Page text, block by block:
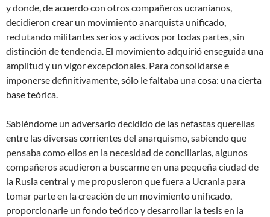
y donde, de acuerdo con otros compañeros ucranianos,
decidieron crear un movimiento anarquista unificado,
reclutando militantes serios y activos por todas partes, sin
distinción de tendencia. El movimiento adquirió enseguida una
amplitud y un vigor excepcionales. Para consolidarse e
imponerse definitivamente, sólo le faltaba una cosa: una cierta
base teórica.
Sabiéndome un adversario decidido de las nefastas querellas
entre las diversas corrientes del anarquismo, sabiendo que
pensaba como ellos en la necesidad de conciliarlas, algunos
compañeros acudieron a buscarme en una pequeña ciudad de
la Rusia central y me propusieron que fuera a Ucrania para
tomar parte en la creación de un movimiento unificado,
proporcionarle un fondo teórico y desarrollar la tesis en la